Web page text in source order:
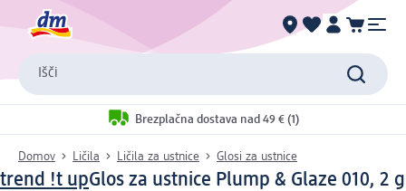
Išči
Brezplačna dostava nad 49 € (1)
Domov Ličila Ličila za ustnice Glosi za ustnice
trend !t upGlos za ustnice Plump & Glaze 010, 2 g